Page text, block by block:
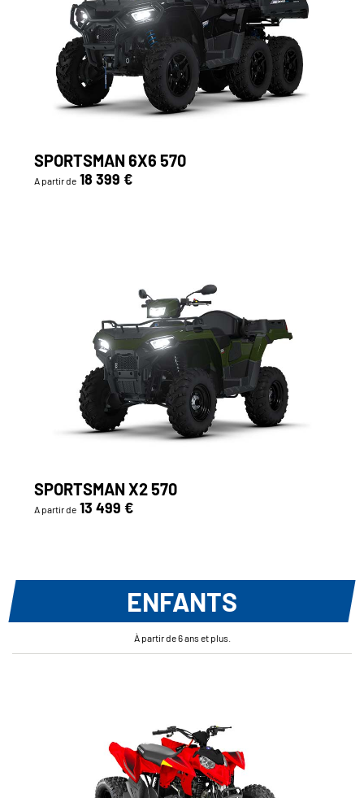
SPORTSMAN 6X6 570
A partir de 18 399 €
SPORTSMAN X2 570
A partir de 13 499 €
ENFANTS
À partir de 6 ans et plus.